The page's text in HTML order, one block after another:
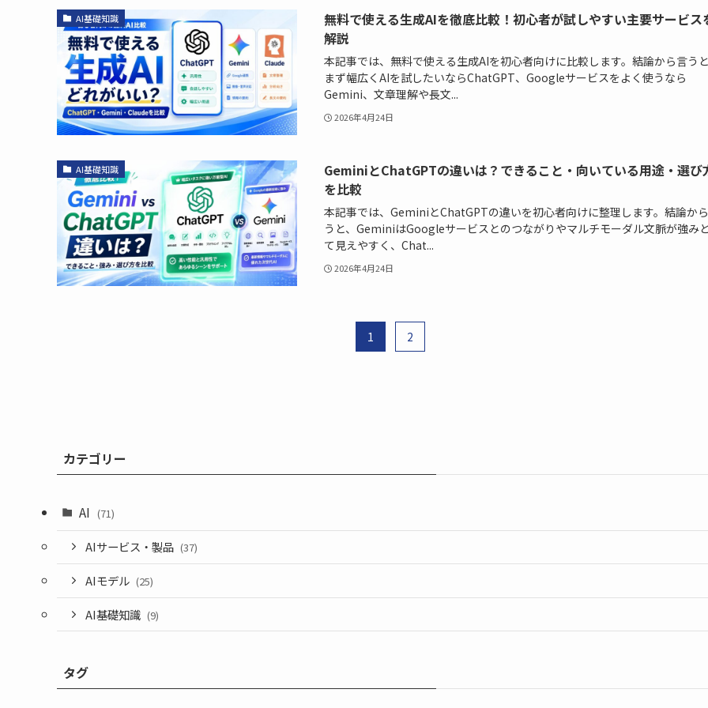
AI基礎知識
無料で使える生成AIを徹底比較！初心者が試しやすい主要サービス
解説
本記事では、無料で使える生成AIを初心者向けに比較します。結論から言うと
まず幅広くAIを試したいならChatGPT、Googleサービスをよく使うなら
Gemini、文章理解や長文...
2026年4月24日
AI基礎知識
GeminiとChatGPTの違いは？できること・向いている用途・選び
を比較
本記事では、GeminiとChatGPTの違いを初心者向けに整理します。結論か
うと、GeminiはGoogleサービスとのつながりやマルチモーダル文脈が強み
て見えやすく、Chat...
2026年4月24日
1 2
カテゴリー
AI (71)
AIサービス・製品 (37)
AIモデル (25)
AI基礎知識 (9)
タグ